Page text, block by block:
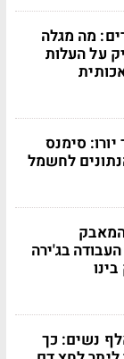
מה מגלה
על העלות
מיליארד יורו: סימנס
לחשמל
בג'ירה
שנה אחרי 107 אלף נשים: כך